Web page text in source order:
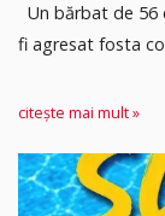
Un bărbat de 56
fi agresat fosta
citește mai mult »